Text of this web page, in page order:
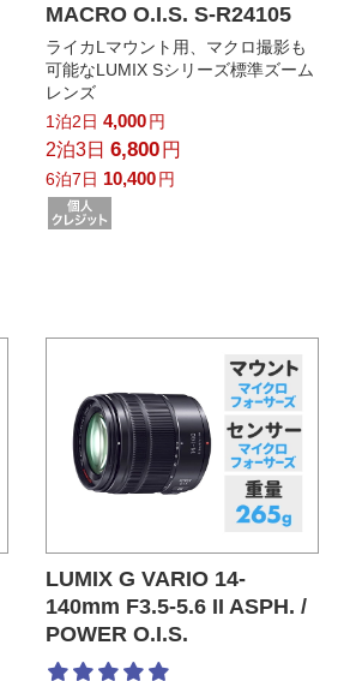
MACRO O.I.S. S-R24105
ライカLマウント用、マクロ撮影も
可能なLUMIX Sシリーズ標準ズーム
レンズ
1泊2日 4,000円
2泊3日 6,800 円
6泊7日 10,400円
LUMIX G VARIO 14-
140mm F3.5-5.6 II ASPH. /
POWER O.I.S.